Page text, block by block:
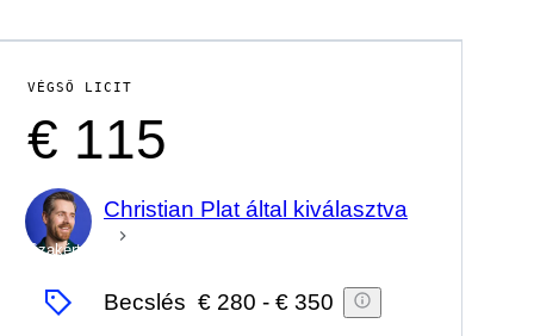
VÉGSŐ LICIT
€ 115
Szakértő
Christian Plat által kiválasztva
Becslés € 280 - € 350